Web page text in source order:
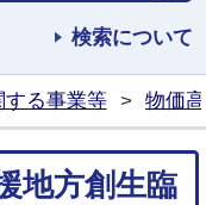
検索について
する事業等 > 物価
地方創生臨